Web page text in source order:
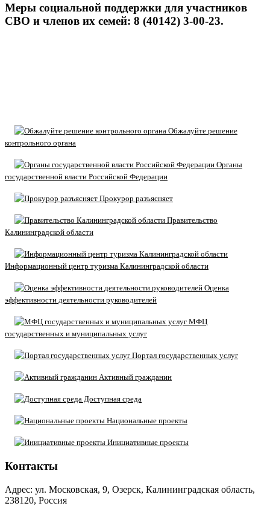
Меры социальной поддержки для участников
СВО и членов их семей: 8 (40142) 3-00-23.
Обжалуйте решение
контрольного органа
Органы
государственной власти Российской Федерации
Прокурор разъясняет
Правительство
Калининградской области
Информационный центр туризма Калининградской области
Оценка
эффективности деятельности руководителей
МФЦ
государственных и муниципальных услуг
Портал государственных услуг
Активный гражданин
Доступная среда
Национальные проекты
Инициативные проекты
Контакты
Адрес: ул. Московская, 9, Озерск, Калининградская область,
238120, Россия